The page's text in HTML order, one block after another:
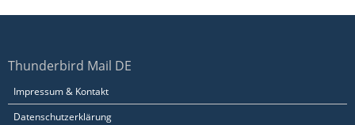
Thunderbird Mail DE
Impressum & Kontakt
Datenschutzerklärung